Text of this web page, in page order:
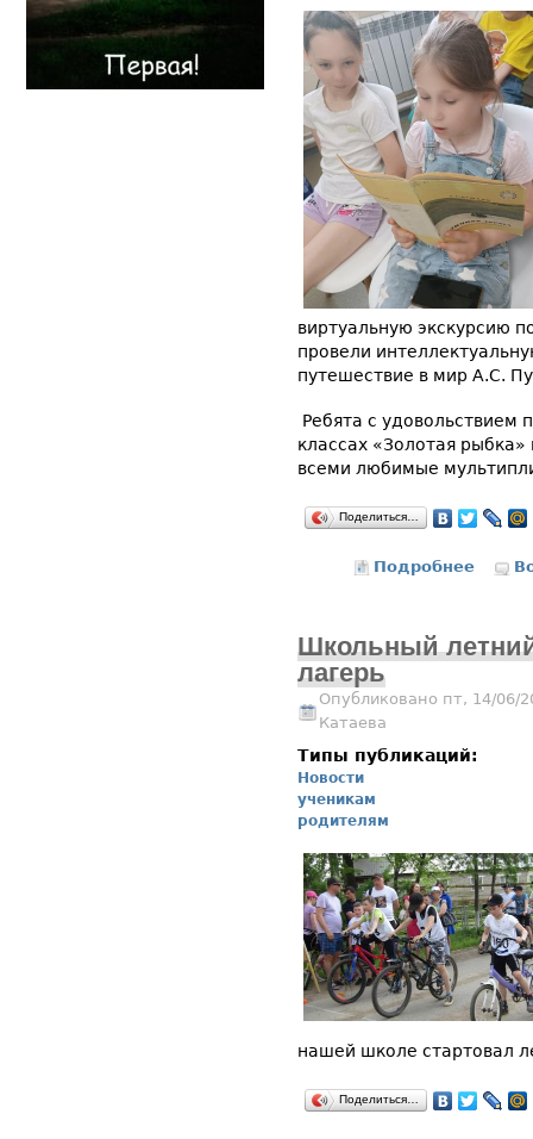
виртуальную экскурсию
провели
путешествие в мир А.С.
Ребята с удовольствием
классах «Золотая
всеми любимые
Поделиться…
Подробнее о
Школьный
лагерь
Опубликовано пт, 14/06/
Катаева
Типы публикаций:
Новости
ученикам
родителям
нашей школе стартовал
Поделиться…